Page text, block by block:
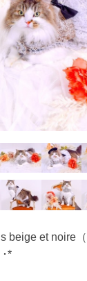
beige et noire
･*